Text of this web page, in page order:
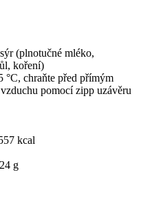
(plnotučné mléko,
koření)
°C, chraňte před přímým
pomocí zipp uzávěru
kcal
24 g